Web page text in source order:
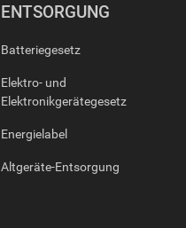
ENTSORGUNG
Batteriegesetz
Elektro- und
Elektronikgerätegesetz
Energielabel
Altgeräte-Entsorgung